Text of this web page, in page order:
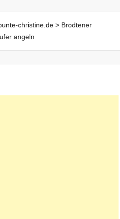
christine.de > Brodtener
angeln